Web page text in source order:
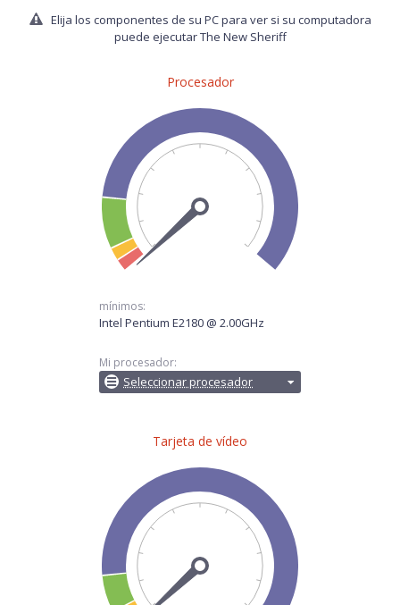
Elija los componentes de su PC para ver si su computadora
puede ejecutar The New Sheriff
Procesador
mínimos:
Intel Pentium E2180 @ 2.00GHz
Mi procesador:
Seleccionar procesador
Tarjeta de vídeo